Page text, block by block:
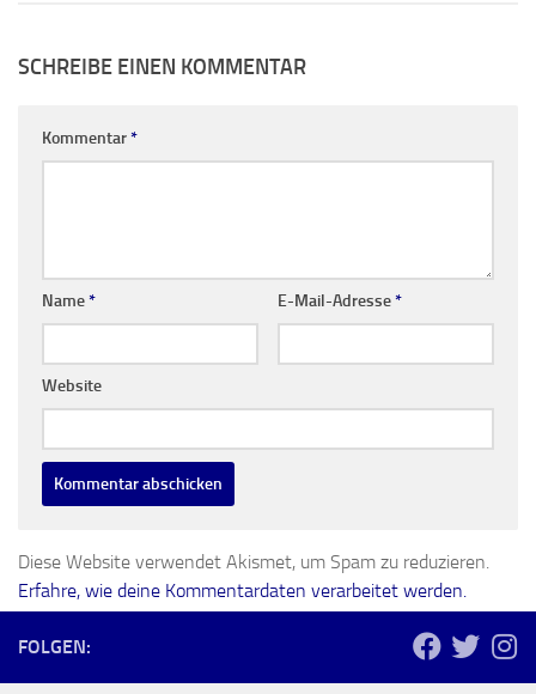
SCHREIBE EINEN KOMMENTAR
Kommentar*
Name* E-Mail-Adresse*
Website
Diese Website verwendet Akismet, um Spam zu reduzieren.
Erfahre, wie deine Kommentardaten verarbeitet werden.
FOLGEN: